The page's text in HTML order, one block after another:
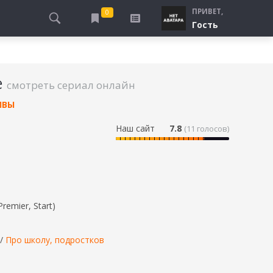
СПЕЦСЛУЖБЫ
ПРО ШКОЛУ, ПОДРОСТКОВ
0 ПРИВЕТ,
Гость
смотреть сериал онлайн
Наш сайт 7.8 (11 голосов)
Start)
/ Про школу, подростков